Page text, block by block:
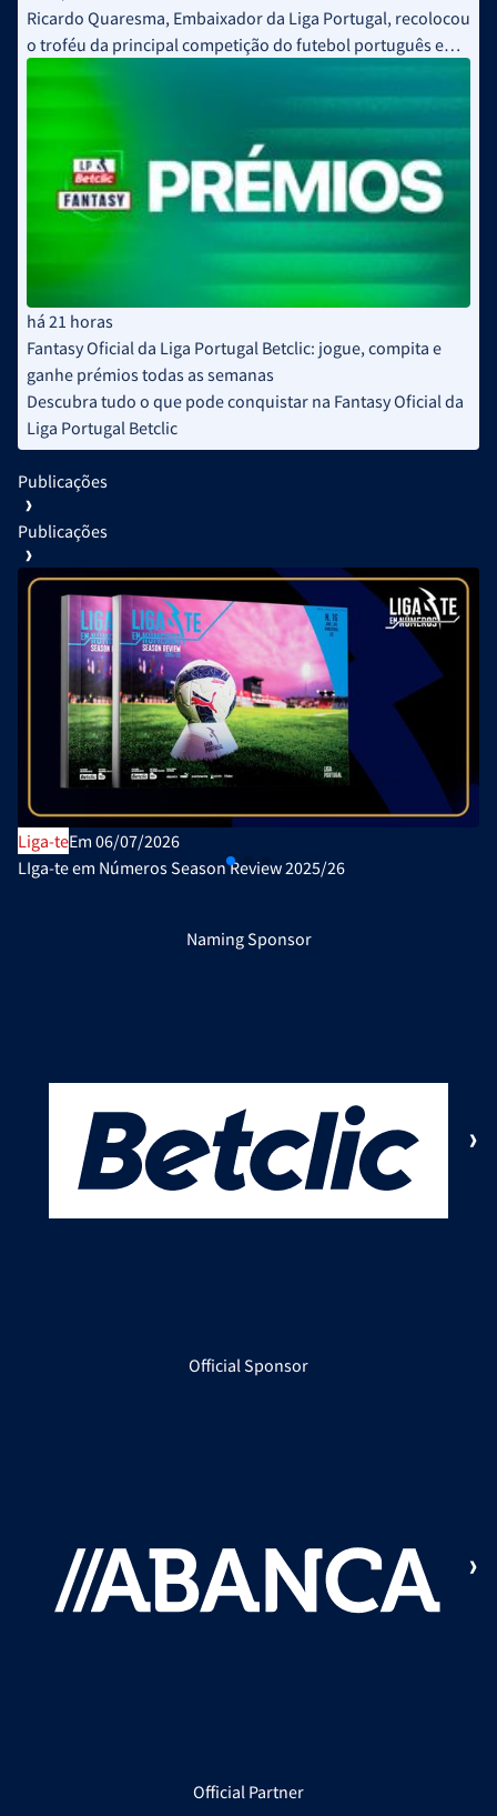
Publicações
Publicações
Liga-teEm 06/07/2026
LIga-te em Números Season Review 2025/26
Ricardo Quaresma, Embaixador da Liga Portugal, recolocou
o troféu da principal competição do futebol português em
há 21 horas
Fantasy Oficial da Liga Portugal Betclic: jogue, compita e
ganhe prémios todas as semanas
Descubra tudo o que pode conquistar na Fantasy Oficial da
Liga Portugal Betclic
Naming Sponsor
Official Sponsor
Official Partner